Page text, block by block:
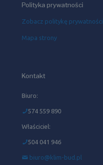
Polityka prywatności
Zobacz politykę prywatności
Mapa strony
Kontakt
Biuro:
574 559 890
Właściciel:
504 041 946‬
biuro@klim-bud.pl